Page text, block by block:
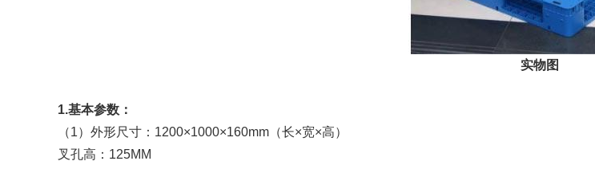
实物图
1.基本参数：
（1）外形尺寸：1200×1000×160mm（长×宽×高）
叉孔高：125MM